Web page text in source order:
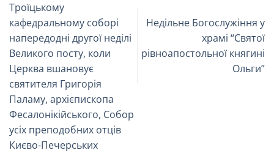
Троїцькому
кафедральному соборі
напередодні другої неділі
Великого посту, коли
Церква вшановує
святителя Григорія
Паламу, архієпископа
Фесалонікійського, Собор
усіх преподобних отців
Києво-Печерських
Недільне Богослужіння у
храмі “Святої
рівноапостольної княгині
Ольги”